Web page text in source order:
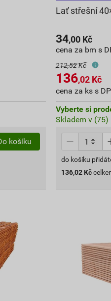
košíku
Lať střešní
34,00Kč
cena za bm s
212,52 Kč
136,02Kč
cena za ks s
Vyberte si
Skladem v (75)
do košíku
136,02 Kč